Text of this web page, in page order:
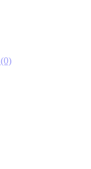
(0)